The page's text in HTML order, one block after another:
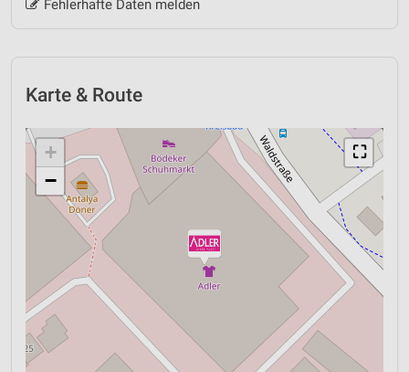
Fehlerhafte Daten melden
Karte & Route
⛶
+
−